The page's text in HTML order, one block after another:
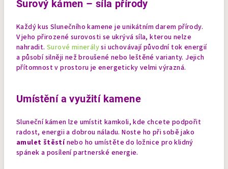
Surový kámen – síla přírody
Každý kus Slunečního kamene je unikátním darem přírody.
V jeho přirozené surovosti se ukrývá síla, kterou nelze
nahradit.Surové minerálysi uchovávají původní tok energií
a působí silněji než broušené nebo leštěné varianty. Jejich
přítomnost v prostoru je energeticky velmi výrazná.
Umístění a využití kamene
Sluneční kámen lze umístit kamkoli, kde chcete podpořit
radost, energii a dobrou náladu. Noste ho při sobě jako
amulet štěstínebo ho umístěte do ložnice pro klidný
spánek a posílení partnerské energie.